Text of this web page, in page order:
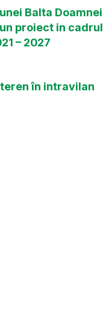
Balta Doamnei
proiect in cadrul
– 2027
în intravilan